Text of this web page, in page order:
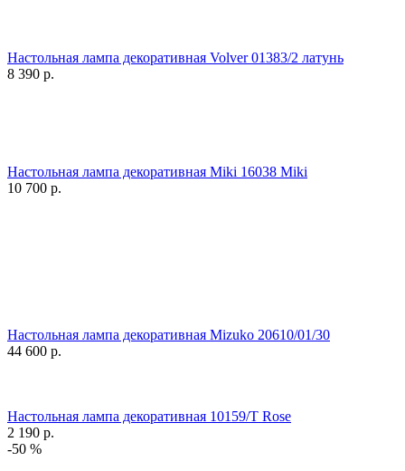
Настольная лампа декоративная Volver 01383/2 латунь
8 390 р.
Настольная лампа декоративная Miki 16038 Miki
10 700 р.
Настольная лампа декоративная Mizuko 20610/01/30
44 600 р.
Настольная лампа декоративная 10159/T Rose
2 190 р.
-50 %